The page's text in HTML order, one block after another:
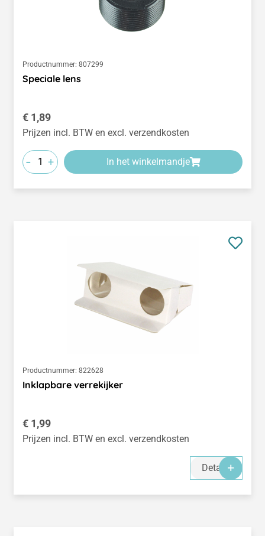
Productnummer: 807299
Speciale lens
Normale prijs:
€ 1,89
Prijzen incl. BTW en excl. verzendkosten
- + In het winkelmandje
Productnummer: 822628
Inklapbare verrekijker
Normale prijs:
€ 1,99
Prijzen incl. BTW en excl. verzendkosten
Details